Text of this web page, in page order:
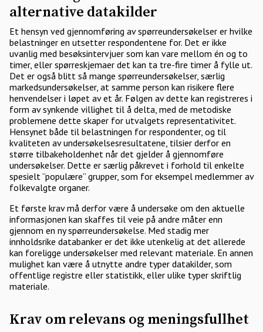
alternative datakilder
Et hensyn ved gjennomføring av spørreundersøkelser er hvilke
belastninger en utsetter respondentene for. Det er ikke
uvanlig med besøksintervjuer som kan vare mellom én og to
timer, eller spørreskjemaer det kan ta tre-fire timer å fylle ut.
Det er også blitt så mange spørreundersøkelser, særlig
markedsundersøkelser, at samme person kan risikere flere
henvendelser i løpet av et år. Følgen av dette kan registreres i
form av synkende villighet til å delta, med de metodiske
problemene dette skaper for utvalgets representativitet.
Hensynet både til belastningen for respondenter, og til
kvaliteten av undersøkelsesresultatene, tilsier derfor en
større tilbakeholdenhet når det gjelder å gjennomføre
undersøkelser. Dette er særlig påkrevet i forhold til enkelte
spesielt ”populære” grupper, som for eksempel medlemmer av
folkevalgte organer.
Et første krav må derfor være å undersøke om den aktuelle
informasjonen kan skaffes til veie på andre måter enn
gjennom en ny spørreundersøkelse. Med stadig mer
innholdsrike databanker er det ikke utenkelig at det allerede
kan foreligge undersøkelser med relevant materiale. En annen
mulighet kan være å utnytte andre typer datakilder, som
offentlige registre eller statistikk, eller ulike typer skriftlig
materiale.
Krav om relevans og meningsfullhet